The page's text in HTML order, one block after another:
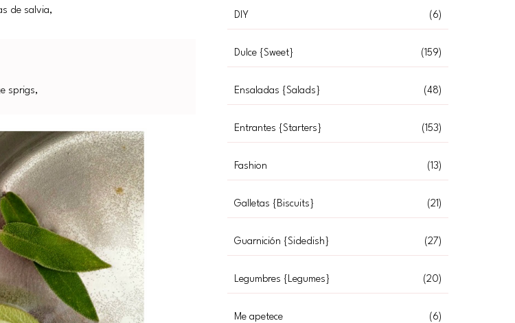
de salvia,
sprigs,
DIY (6)
Dulce {Sweet} (159)
Ensaladas {Salads} (48)
Entrantes {Starters} (153)
Fashion (13)
Galletas {Biscuits} (21)
Guarnición {Sidedish} (27)
Legumbres {Legumes} (20)
Me apetece (6)